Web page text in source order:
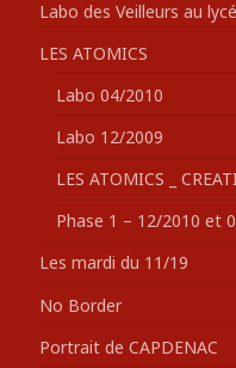
Labo des Veilleurs au
LES ATOMICS
Labo 04/2010
Labo 12/2009
LES ATOMICS _
Phase 1 – 12/2010 et
Les mardi du 11/19
No Border
Portrait de CAPDENAC